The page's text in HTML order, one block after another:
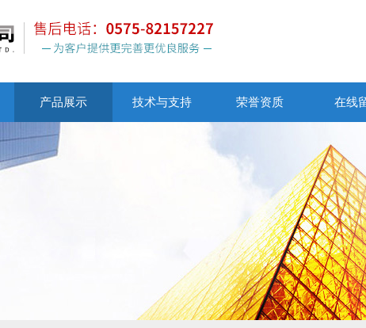
产品展示 技术与支持 荣誉资质 在线